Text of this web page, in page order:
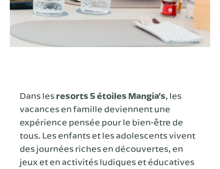
Dans lesresorts 5 étoiles Mangia’s, les
vacances en famille deviennent une
expérience pensée pour le bien-être de
tous. Les enfants et les adolescents vivent
des journées riches en découvertes, en
jeux et en activités ludiques et éducatives